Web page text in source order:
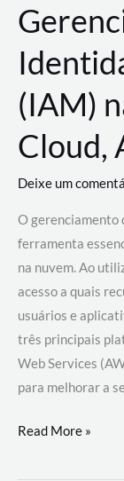
(IAM)
Cloud,
Deixe um
O gerenciamento
ferramenta
na nuvem. Ao
acesso a quais
usuários e
três principais
Web Services
para melhorar a
Gerenciamento
Read More »